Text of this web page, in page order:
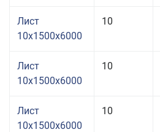
Лист
10x1500x6000
10
Лист
10x1500x6000
10
Лист
10x1500x6000
10